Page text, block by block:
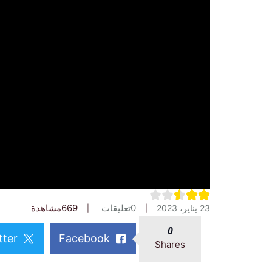
23 يناير، 2023 0تعليقات 669مشاهدة
0
Shares
Facebook